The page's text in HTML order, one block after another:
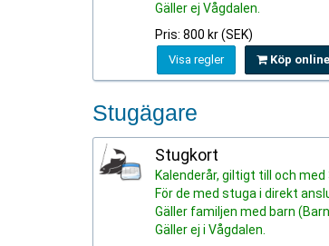
Gäller ej Vågdalen.
Pris: 800 kr (SEK)
Visa regler Köp
Stugägare
Stugkort
Kalenderår, giltigt till och med
För de med stuga i direkt
Gäller familjen med barn
Gäller ej i Vågdalen.